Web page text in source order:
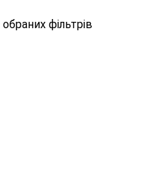
фільтрів